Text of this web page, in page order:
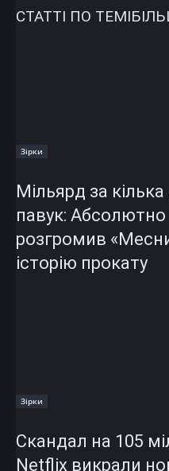
СТАТТІ ПО ТЕМІ
Зірки
Мільярд за
павук:
розгромив
історію прокату
Зірки
Скандал на 105
Netflix викрали